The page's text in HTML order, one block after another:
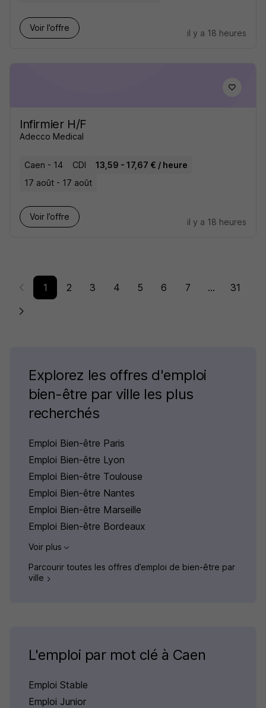
Voir l’offre
il y a 18 heures
Infirmier H/F
Adecco Medical
Caen - 14 CDI
13,59 - 17,67 € / heure
17 août - 17 août
Voir l’offre
il y a 18 heures
1 2 3 4 5 6 7 ... 31
Explorez les offres d'emploi
bien-être par ville les plus
recherchés
Emploi Bien-être Paris
Emploi Bien-être Lyon
Emploi Bien-être Toulouse
Emploi Bien-être Nantes
Emploi Bien-être Marseille
Emploi Bien-être Bordeaux
Voir plus
Parcourir toutes les offres d’emploi de bien-être par
ville
L'emploi par mot clé à Caen
Emploi Stable
Emploi Junior